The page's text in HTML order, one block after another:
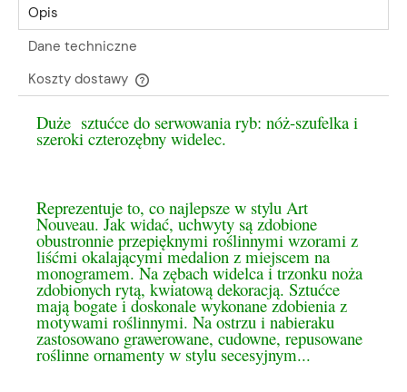
Opis
Dane techniczne
Koszty dostawy
Cena nie zawiera ewentualnych kosztów płatności
Duże sztućce do serwowania ryb: nóż-szufelka i
szeroki czterozębny widelec.
Reprezentuje to, co najlepsze w stylu Art
Nouveau. Jak widać, uchwyty są zdobione
obustronnie przepięknymi roślinnymi wzorami z
liśćmi okalającymi medalion z miejscem na
monogramem. Na zębach widelca i trzonku noża
zdobionych rytą, kwiatową dekoracją. Sztućce
mają bogate i doskonale wykonane zdobienia z
motywami roślinnymi. Na ostrzu i nabieraku
zastosowano grawerowane, cudowne, repusowane
roślinne ornamenty w stylu secesyjnym...